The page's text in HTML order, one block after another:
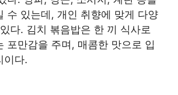
수 있는데, 개인 취향에 맞게 다양
다. 김치 볶음밥은 한 끼 식사로
포만감을 주며, 매콤한 맛으로 입
이다.